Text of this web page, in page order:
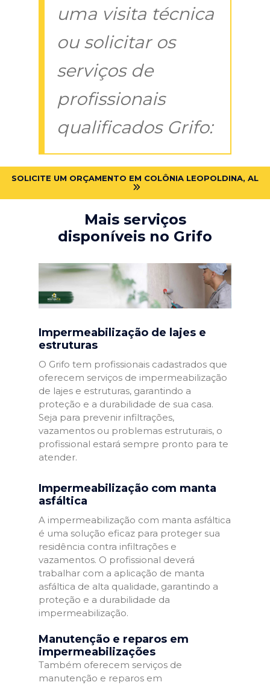
uma visita técnica
ou solicitar os
serviços de
profissionais
qualificados Grifo:
SOLICITE UM ORÇAMENTO EM COLÔNIA LEOPOLDINA, AL
Mais serviços
disponíveis no Grifo
Impermeabilização de lajes e
estruturas
O Grifo tem profissionais cadastrados que
oferecem serviços de impermeabilização
de lajes e estruturas, garantindo a
proteção e a durabilidade de sua casa.
Seja para prevenir infiltrações,
vazamentos ou problemas estruturais, o
profissional estará sempre pronto para te
atender.
Impermeabilização com manta
asfáltica
A impermeabilização com manta asfáltica
é uma solução eficaz para proteger sua
residência contra infiltrações e
vazamentos. O profissional deverá
trabalhar com a aplicação de manta
asfáltica de alta qualidade, garantindo a
proteção e a durabilidade da
impermeabilização.
Manutenção e reparos em
impermeabilizações
Também oferecem serviços de
manutenção e reparos em